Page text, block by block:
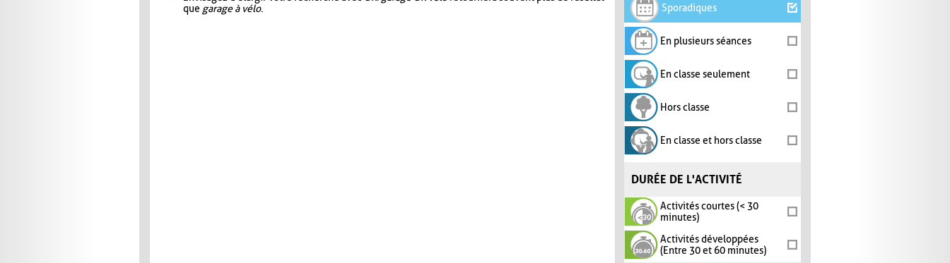
Sporadiques
En plusieurs séances
En classe seulement
Hors classe
En classe et hors classe
DURÉE DE L'ACTIVITÉ
Activités courtes (< 30
minutes)
Activités développées
(Entre 30 et 60 minutes)
que garage à vélo.